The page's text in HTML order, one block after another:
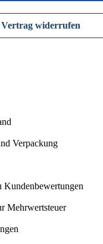
Vertrag widerrufen
Verpackung
Kundenbewertungen
Mehrwertsteuer